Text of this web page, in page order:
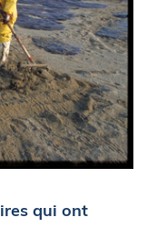
qui ont